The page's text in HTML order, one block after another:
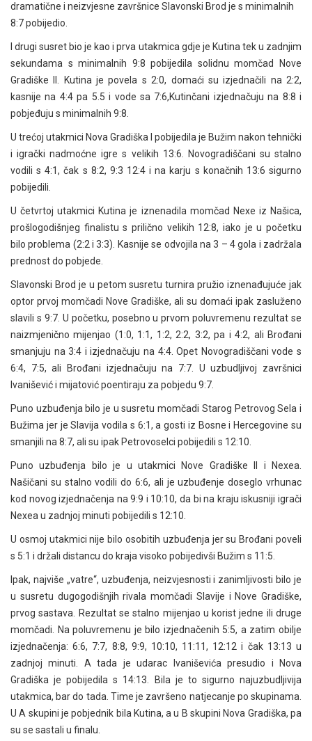
dramatične i neizvjesne završnice Slavonski Brod je s minimalnih
8:7 pobijedio.
I drugi susret bio je kao i prva utakmica gdje je Kutina tek u zadnjim
sekundama s minimalnih 9:8 pobijedila solidnu momčad Nove
Gradiške II. Kutina je povela s 2:0, domaći su izjednačili na 2:2,
kasnije na 4:4 pa 5.5 i vode sa 7:6,Kutinčani izjednačuju na 8:8 i
pobjeđuju s minimalnih 9:8.
U trećoj utakmici Nova Gradiška I pobijedila je Bužim nakon tehnički
i igrački nadmoćne igre s velikih 13:6. Novogradiščani su stalno
vodili s 4:1, čak s 8:2, 9:3 12:4 i na karju s konačnih 13:6 sigurno
pobijedili.
U četvrtoj utakmici Kutina je iznenadila momčad Nexe iz Našica,
prošlogodišnjeg finalistu s prilično velikih 12:8, iako je u početku
bilo problema (2:2 i 3:3). Kasnije se odvojila na 3 – 4 gola i zadržala
prednost do pobjede.
Slavonski Brod je u petom susretu turnira pružio iznenađujuće jak
optor prvoj momčadi Nove Gradiške, ali su domaći ipak zasluženo
slavili s 9:7. U početku, posebno u prvom poluvremenu rezultat se
naizmjenično mijenjao (1:0, 1:1, 1:2, 2:2, 3:2, pa i 4:2, ali Brođani
smanjuju na 3:4 i izjednačuju na 4:4. Opet Novogradiščani vode s
6:4, 7:5, ali Brođani izjednačuju na 7:7. U uzbudljivoj završnici
Ivanišević i mijatović poentiraju za pobjedu 9:7.
Puno uzbuđenja bilo je u susretu momčadi Starog Petrovog Sela i
Bužima jer je Slavija vodila s 6:1, a gosti iz Bosne i Hercegovine su
smanjili na 8:7, ali su ipak Petrovoselci pobijedili s 12:10.
Puno uzbuđenja bilo je u utakmici Nove Gradiške II i Nexea.
Našičani su stalno vodili do 6:6, ali je uzbuđenje doseglo vrhunac
kod novog izjednačenja na 9:9 i 10:10, da bi na kraju iskusniji igrači
Nexea u zadnjoj minuti pobijedili s 12:10.
U osmoj utakmici nije bilo osobitih uzbuđenja jer su Brođani poveli
s 5:1 i držali distancu do kraja visoko pobijedivši Bužim s 11:5.
Ipak, najviše „vatre“, uzbuđenja, neizvjesnosti i zanimljivosti bilo je
u susretu dugogodišnjih rivala momčadi Slavije i Nove Gradiške,
prvog sastava. Rezultat se stalno mijenjao u korist jedne ili druge
momčadi. Na poluvremenu je bilo izjednačenih 5:5, a zatim obilje
izjednačenja: 6:6, 7:7, 8:8, 9:9, 10:10, 11:11, 12:12 i čak 13:13 u
zadnjoj minuti. A tada je udarac Ivaniševića presudio i Nova
Gradiška je pobijedila s 14:13. Bila je to sigurno najuzbudljivija
utakmica, bar do tada. Time je završeno natjecanje po skupinama.
U A skupini je pobjednik bila Kutina, a u B skupini Nova Gradiška, pa
su se sastali u finalu.